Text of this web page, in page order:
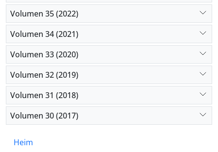
Volumen 35 (2022)
Volumen 34 (2021)
Volumen 33 (2020)
Volumen 32 (2019)
Volumen 31 (2018)
Volumen 30 (2017)
Heim